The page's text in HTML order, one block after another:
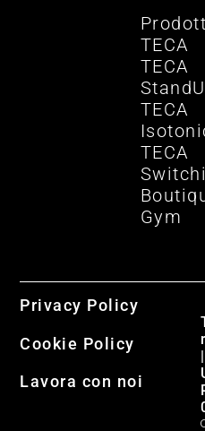
TECA
TECA
TECA
TECA
Gym
Privacy Policy
Cookie Policy
Lavora con noi